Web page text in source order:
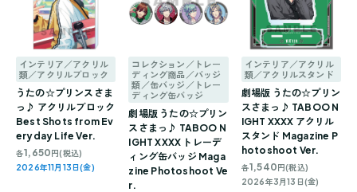
インテリア／アクリル
類／アクリルブロック
うたの☆プリンスさま
っ♪ アクリルブロック
Best Shots from Ev
eryday Life Ver.
各1,650円(税込)
2026年11月13日(金)
コレクション／トレー
ディング商品／バッジ
類／缶バッジ／トレー
ディング缶バッジ
劇場版 うたの☆プリン
スさまっ♪ TABOO N
IGHT XXXX トレーデ
ィング缶バッジ Maga
zine Photoshoot Ve
r.
インテリア／アクリル
類／アクリルスタンド
劇場版 うたの☆プリン
スさまっ♪ TABOO N
IGHT XXXX アクリル
スタンド Magazine P
hotoshoot Ver.
各1,540円(税込)
2026年3月13日(金)